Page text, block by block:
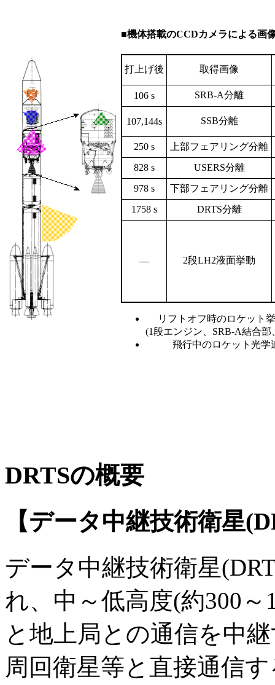
■機体搭載のCCDカメラによる画
打上げ後 取得画像
106 s SRB-A分離
107,144s SSB分離
250 s
上部フェアリング分離
828 s
USERS分離
978 s
下部フェアリング分離
1758 s
DRTS分離
― 2段LH2液面挙動
リフトオフ時のロケット
(1段エンジン、SRB-A結合
飛行中のロケット光学
DRTSの概要
【データ中継技術衛星
データ中継技術衛星
れ、中～低高度(約300
と地上局との通信を中
周回衛星等と直接通信